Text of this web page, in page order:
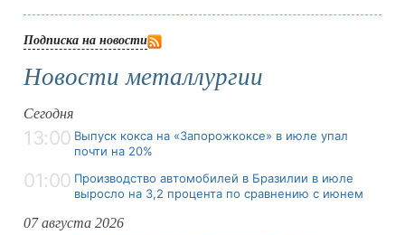
Подписка на новости
Новости металлургии
Сегодня
13:00 Выпуск кокса на «Запорожкоксе» в июле упал
почти на 20%
01:00 Производство автомобилей в Бразилии в июле
выросло на 3,2 процента по сравнению с июнем
07 августа 2026